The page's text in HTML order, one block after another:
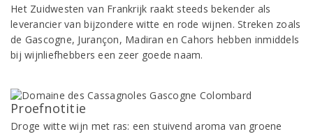
Het Zuidwesten van Frankrijk raakt steeds bekender als
leverancier van bijzondere witte en rode wijnen. Streken zoals
de Gascogne, Jurançon, Madiran en Cahors hebben inmiddels
bij wijnliefhebbers een zeer goede naam.
Proefnotitie
Droge witte wijn met ras: een stuivend aroma van groene